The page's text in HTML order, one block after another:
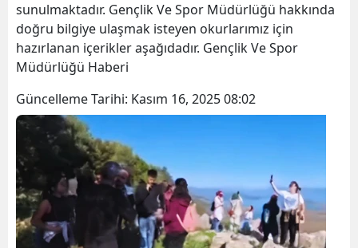
sunulmaktadır. Gençlik Ve Spor Müdürlüğü hakkında
doğru bilgiye ulaşmak isteyen okurlarımız için
hazırlanan içerikler aşağıdadır. Gençlik Ve Spor
Müdürlüğü Haberi
Güncelleme Tarihi: Kasım 16, 2025 08:02